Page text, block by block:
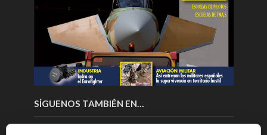
SÍGUENOS TAMBIÉN EN…